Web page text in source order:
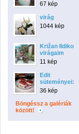
67 kép
virág
1044 kép
Križan Ildiko
virágaim
11 kép
Edit
süteményei:
36 kép
Böngéssz a galériák
között!